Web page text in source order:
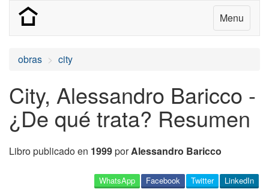
Menu
obras city
City, Alessandro Baricco -
¿De qué trata? Resumen
Libro publicado en 1999porAlessandro Baricco
LinkedIn
Twitter
Facebook
WhatsApp